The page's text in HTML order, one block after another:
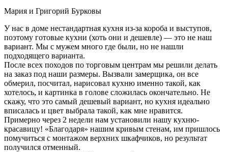
Мария и Григорий Бурковы
У нас в доме нестандартная кухня из-за короба и выступов,
поэтому готовые кухни (хоть они и дешевле) — это не наш
вариант. Мы с мужем много где были, но не нашли
подходящего варианта.
После всех походов по торговым центрам мы решили делать
на заказ под наши размеры. Вызвали замерщика, он все
обмерил, посчитал, нарисовал кухню именно такой, как
хотелось, и картинка в голове сложилась окончательно. Не
скажу, что это самый дешевый вариант, но кухня идеально
вписалась и цвет выбрала такой, как мне нравится.
Примерно через 2 недели нам установили нашу кухню-
красавицу! «Благодаря» нашим кривым стенам, им пришлось
помучиться с монтажом верхних шкафчиков, но результат
получился отменный.